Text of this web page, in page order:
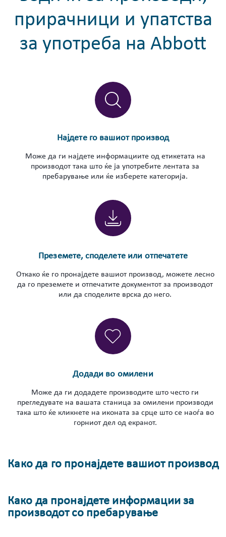
прирачници и упатства
за употреба на Abbott
Најдете го вашиот производ
Може да ги најдете информациите од етикетата на
производот така што ќе ја употребите лентата за
пребарување или ќе изберете категорија.
Преземете, споделете или отпечатете
Откако ќе го пронајдете вашиот производ, можете лесно
да го преземете и отпечатите документот за производот
или да споделите врска до него.
Додади во омилени
Може да ги додадете производите што често ги
прегледувате на вашата станица за омилени производи
така што ќе кликнете на иконата за срце што се наоѓа во
горниот дел од екранот.
Како да го пронајдете вашиот производ
Како да пронајдете информации за
производот со пребарување